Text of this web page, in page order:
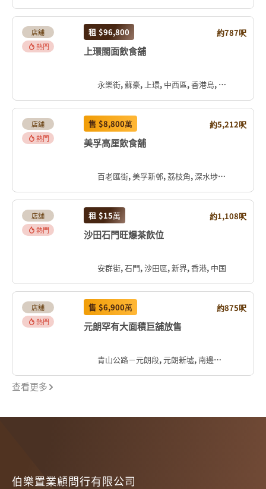
查看更多
店舖
熱門
租 $96,800 約787呎
上環闊面飲食舖
永樂街, 蘇豪, 上環, 中西區, 香港島, 香港, 中国
店舖
熱門
售 $8,800萬 約5,212呎
美孚高厘飲食舖
百老匯街, 美孚新邨, 荔枝角, 深水埗區, 九龍, 香港, 中国
店舖
熱門
租 $15萬 約1,108呎
沙田石門旺爆茶飲位
安群街, 石門, 沙田區, 新界, 香港, 中国
店舖
熱門
售 $6,900萬 約875呎
元朗罕有大面積巨舖放售
青山公路－元朗段, 元朗新墟, 南邊圍, 元朗區, 新界, 香港, 中国
伯樂置業顧問行有限公司